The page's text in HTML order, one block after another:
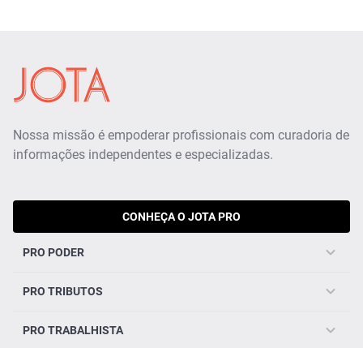
Nossa missão é empoderar profissionais com curadoria de
informações independentes e especializadas.
CONHEÇA O JOTA PRO
PRO PODER
PRO TRIBUTOS
PRO TRABALHISTA